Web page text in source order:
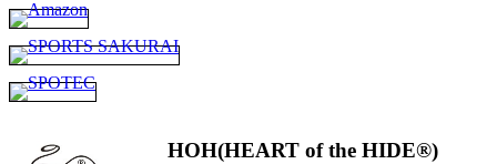
HOH(HEART of the HIDE®)